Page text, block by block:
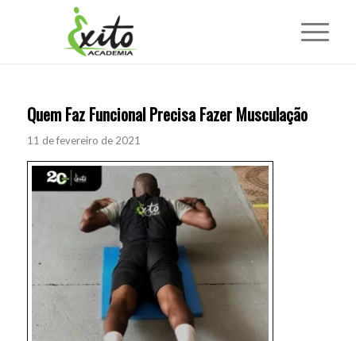
Quem Faz Funcional Precisa Fazer Musculação
11 de fevereiro de 2021